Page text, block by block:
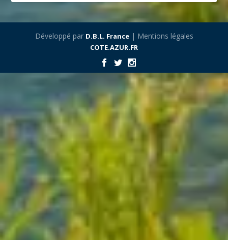
Développé par D.B.L. France| Mentions légales
COTE.AZUR.FR